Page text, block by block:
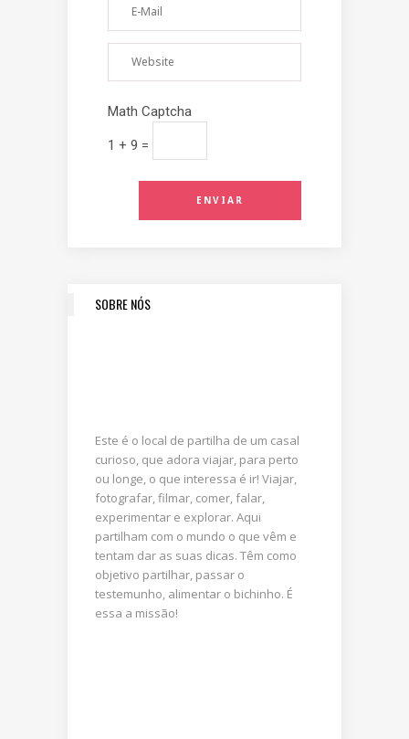
Math Captcha
1 + 9 =
SOBRE NÓS
Este é o local de partilha de um casal
curioso, que adora viajar, para perto
ou longe, o que interessa é ir! Viajar,
fotografar, filmar, comer, falar,
experimentar e explorar. Aqui
partilham com o mundo o que vêm e
tentam dar as suas dicas. Têm como
objetivo partilhar, passar o
testemunho, alimentar o bichinho. É
essa a missão!